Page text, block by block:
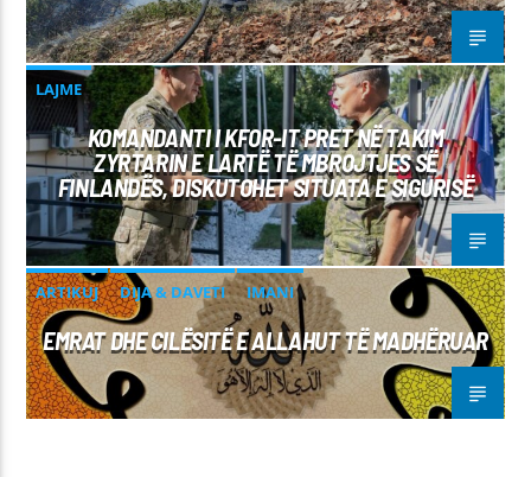
LAJME
KOMANDANTI I KFOR-IT PRET NË TAKIM
ZYRTARIN E LARTË TË MBROJTJES SË
FINLANDËS, DISKUTOHET SITUATA E SIGURISË
ARTIKUJ DIJA & DAVETI IMANI
EMRAT DHE CILËSITË E ALLAHUT TË MADHËRUAR